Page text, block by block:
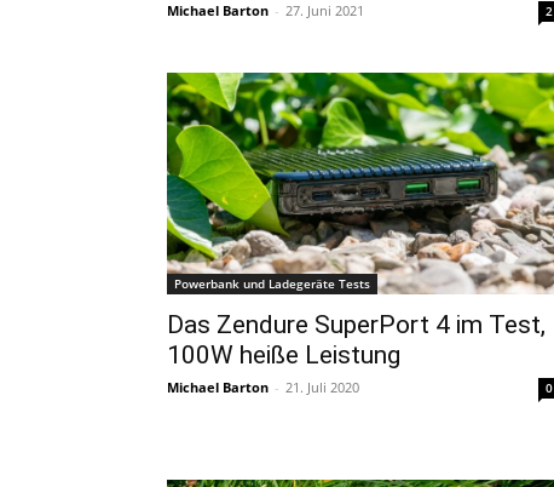
Michael Barton - 27. Juni 2021 2
Powerbank und Ladegeräte Tests
Das Zendure SuperPort 4 im Test,
100W heiße Leistung
Michael Barton - 21. Juli 2020 0